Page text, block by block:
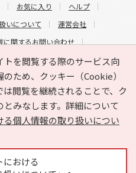
を閲覧する際のサービス向
ため、クッキー（Cookie）
閲覧を継続されることで、ク
みなします。詳細について
る個人情報の取り扱いについ
における
お気に入り
ヘルプ
いについて
運営会社
に関するお問い合わせ
するお問い合わせ
All Rights Reserved.